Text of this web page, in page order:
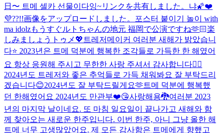
日〜 트메 셀카 선물이다잉~リンクを共有しました。 냐🌠❤️
💜??!!画像をアップロードしました。
포스터 붙이기 놀이 with
ma idolzもうすぐルトちゃんの地元 福岡で公演ですね🫶🏻楽
しみましょうトゥメ💖 트레저메이커 여러분 새해가 밝았습니
다⭐️ 2023년은 트메 덕분에 행복한 조각들로 가득한 한 해였어
요 항상 응원해 주시고 무한한 사랑 주셔서 감사합니다🙇‍♂️
2024년도 트레저와 좋은 추억들로 가득 채워봐요 잘 부탁드리
겠습니다😊2024년도 잘 부탁드릴게요🫶 트메 덕분에 행복했
던 한해였어요 2024년도 만관부❤️😘사랑해용🐉여러분 2023
년의 마지막 날이네요. 또 마침 일요일이 끝나가고 새해와 함
께 찾아오는 새로운 한주입니다. 이번 한주, 아니 그냥 올한 해
트메 너무 고생많았어요. 제 모든 감사함은 트메에게 향했고